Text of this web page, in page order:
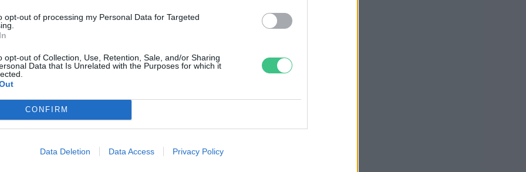
opt-out of processing my Personal Data for Targeted
opt-out of Collection, Use, Retention, Sale, and/or Sharing
Data that Is Unrelated with the Purposes for which it
CONFIRM
Data Deletion Data Access Privacy Policy
ösztönös, és ez okozhatja a
alkalmazkodott, hogy túléljék az anyjuk
addig a ragadozók ne találják meg őket. A
egyáltalán nincs testillatuk, így a
A „lapuló ösztönüknek” köszönhetően
ha veszélyt éreznek. A suták nincsenek